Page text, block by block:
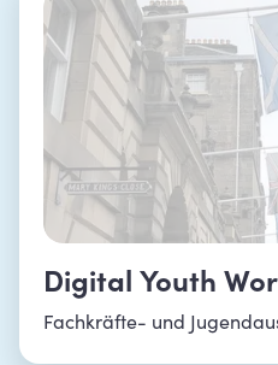
Digital Youth
Fachkräfte- und